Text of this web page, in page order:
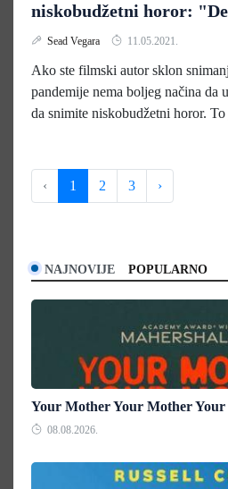
niskobudžetni horor:
Sead Vegara 11.05.2021.
Ako ste filmski autor sklon
pandemije nema boljeg načina da
da snimite niskobudžetni horor.
‹ 1 2 3 ›
NAJNOVIJE POPULARNO
Your Mother Your Mother
08.08.2026.